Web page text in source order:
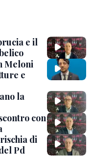
e il
Meloni
e
la
con
di
Pd